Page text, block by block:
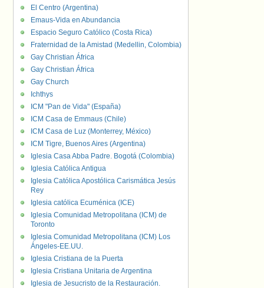
El Centro (Argentina)
Emaus-Vida en Abundancia
Espacio Seguro Católico (Costa Rica)
Fraternidad de la Amistad (Medellin, Colombia)
Gay Christian África
Gay Christian África
Gay Church
Ichthys
ICM "Pan de Vida" (España)
ICM Casa de Emmaus (Chile)
ICM Casa de Luz (Monterrey, México)
ICM Tigre, Buenos Aires (Argentina)
Iglesia Casa Abba Padre. Bogotá (Colombia)
Iglesia Católica Antigua
Iglesia Católica Apostólica Carismática Jesús
Rey
Iglesia católica Ecuménica (ICE)
Iglesia Comunidad Metropolitana (ICM) de
Toronto
Iglesia Comunidad Metropolitana (ICM) Los
Ángeles-EE.UU.
Iglesia Cristiana de la Puerta
Iglesia Cristiana Unitaria de Argentina
Iglesia de Jesucristo de la Restauración.